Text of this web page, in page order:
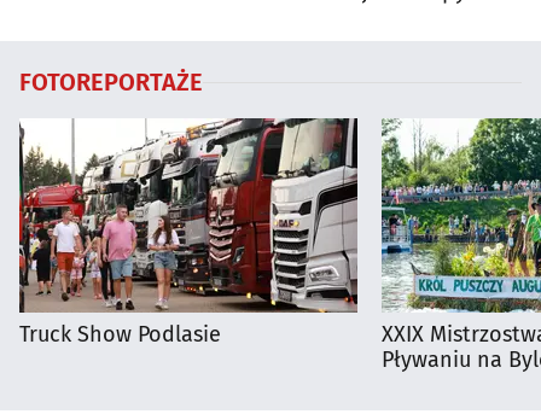
FOTOREPORTAŻE
Truck Show Podlasie
XXIX
Pływaniu na